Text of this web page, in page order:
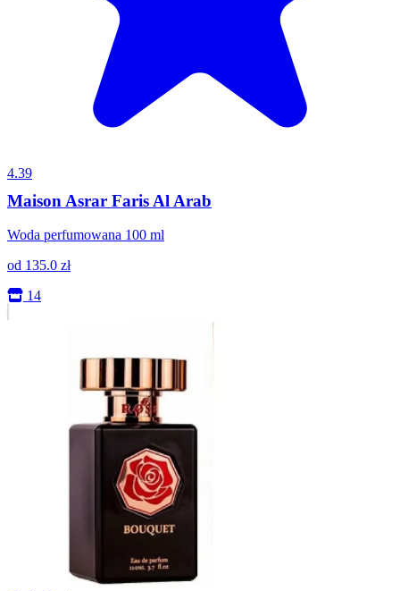
4.39
Maison Asrar Faris Al Arab
Woda perfumowana 100 ml
od 135.0 zł
14